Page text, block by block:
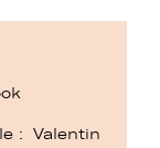
: Valentin